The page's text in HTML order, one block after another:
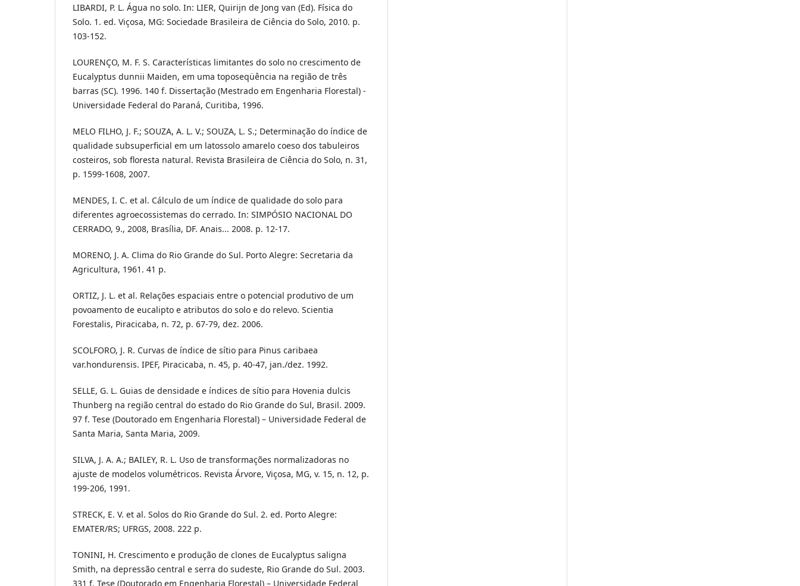
LIBARDI, P. L. Água no solo. In: LIER, Quirijn de Jong van (Ed). Física do
Solo. 1. ed. Viçosa, MG: Sociedade Brasileira de Ciência do Solo, 2010. p.
103-152.
LOURENÇO, M. F. S. Características limitantes do solo no crescimento de
Eucalyptus dunnii Maiden, em uma toposeqüência na região de três
barras (SC). 1996. 140 f. Dissertação (Mestrado em Engenharia Florestal) -
Universidade Federal do Paraná, Curitiba, 1996.
MELO FILHO, J. F.; SOUZA, A. L. V.; SOUZA, L. S.; Determinação do índice de
qualidade subsuperficial em um latossolo amarelo coeso dos tabuleiros
costeiros, sob floresta natural. Revista Brasileira de Ciência do Solo, n. 31,
p. 1599-1608, 2007.
MENDES, I. C. et al. Cálculo de um índice de qualidade do solo para
diferentes agroecossistemas do cerrado. In: SIMPÓSIO NACIONAL DO
CERRADO, 9., 2008, Brasília, DF. Anais... 2008. p. 12-17.
MORENO, J. A. Clima do Rio Grande do Sul. Porto Alegre: Secretaria da
Agricultura, 1961. 41 p.
ORTIZ, J. L. et al. Relações espaciais entre o potencial produtivo de um
povoamento de eucalipto e atributos do solo e do relevo. Scientia
Forestalis, Piracicaba, n. 72, p. 67-79, dez. 2006.
SCOLFORO, J. R. Curvas de índice de sítio para Pinus caribaea
var.hondurensis. IPEF, Piracicaba, n. 45, p. 40-47, jan./dez. 1992.
SELLE, G. L. Guias de densidade e índices de sítio para Hovenia dulcis
Thunberg na região central do estado do Rio Grande do Sul, Brasil. 2009.
97 f. Tese (Doutorado em Engenharia Florestal) – Universidade Federal de
Santa Maria, Santa Maria, 2009.
SILVA, J. A. A.; BAILEY, R. L. Uso de transformações normalizadoras no
ajuste de modelos volumétricos. Revista Árvore, Viçosa, MG, v. 15, n. 12, p.
199-206, 1991.
STRECK, E. V. et al. Solos do Rio Grande do Sul. 2. ed. Porto Alegre:
EMATER/RS; UFRGS, 2008. 222 p.
TONINI, H. Crescimento e produção de clones de Eucalyptus saligna
Smith, na depressão central e serra do sudeste, Rio Grande do Sul. 2003.
331 f. Tese (Doutorado em Engenharia Florestal) – Universidade Federal